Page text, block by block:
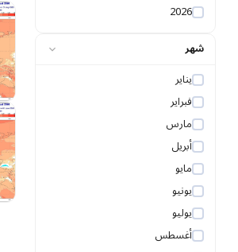
2026
شهر
يناير
فبراير
مارس
أبريل
مايو
يونيو
يوليو
أغسطس